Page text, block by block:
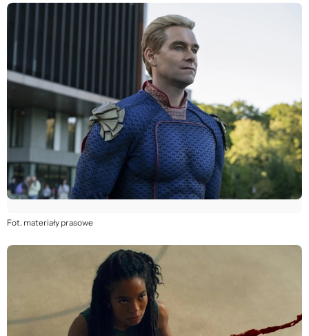
Fot. materiały prasowe